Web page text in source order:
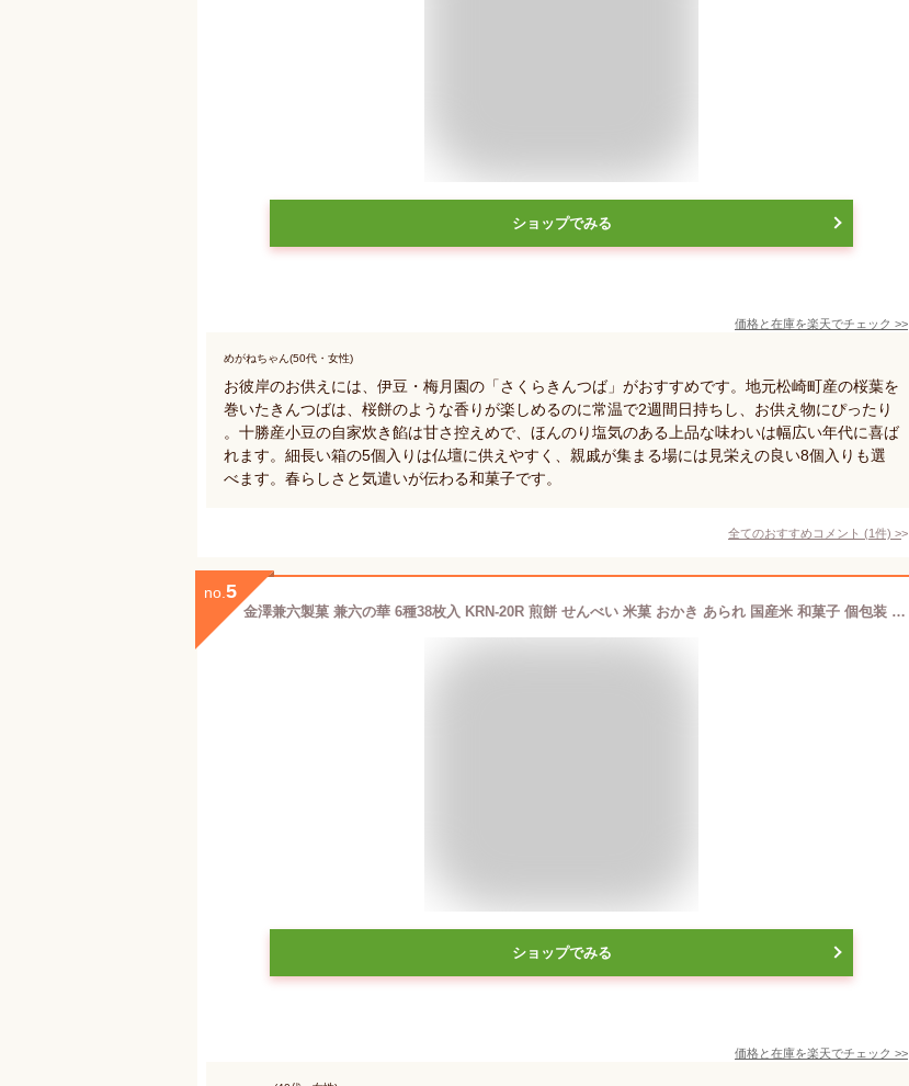
ショップでみる
価格と在庫を楽天でチェック >>
めがねちゃん(50代・女性)
お彼岸のお供えには、伊豆・梅月園の「さくらきんつば」がおすすめです。地元松崎町産の桜葉を
巻いたきんつばは、桜餅のような香りが楽しめるのに常温で2週間日持ちし、お供え物にぴったり
。十勝産小豆の自家炊き餡は甘さ控えめで、ほんのり塩気のある上品な味わいは幅広い年代に喜ば
れます。細長い箱の5個入りは仏壇に供えやすく、親戚が集まる場には見栄えの良い8個入りも選
べます。春らしさと気遣いが伝わる和菓子です。
全てのおすすめコメント (1件) >
no. 5
金澤兼六製菓 兼六の華 6種38枚入 KRN-20R 煎餅 せんべい 米菓 おかき あられ 国産米 和菓子 個包装 人気 定番 お供え 詰め合わせ 菓子折り 内祝い 誕生日 お菓子 贈答 手土産 ギフト プレゼント 大容量 大量 日持ち 贈答 出産祝い お彼岸 お返し 常温保存 熨斗対応 送料込
ショップでみる
価格と在庫を楽天でチェック >>